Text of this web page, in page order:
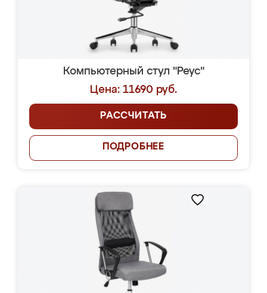
Компьютерный стул "Реус"
Цена: 11690 руб.
РАССЧИТАТЬ
ПОДРОБНЕЕ